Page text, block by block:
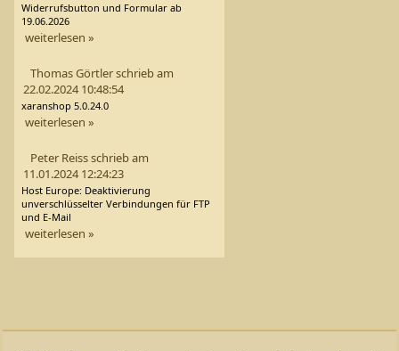
Widerrufsbutton und Formular ab
19.06.2026
weiterlesen »
Thomas Görtler schrieb am
22.02.2024 10:48:54
xaranshop 5.0.24.0
weiterlesen »
Peter Reiss schrieb am
11.01.2024 12:24:23
Host Europe: Deaktivierung
unverschlüsselter Verbindungen für FTP
und E-Mail
weiterlesen »